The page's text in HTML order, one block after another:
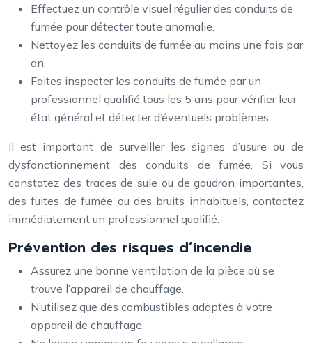
Effectuez un contrôle visuel régulier des conduits de
fumée pour détecter toute anomalie.
Nettoyez les conduits de fumée au moins une fois par
an.
Faites inspecter les conduits de fumée par un
professionnel qualifié tous les 5 ans pour vérifier leur
état général et détecter d’éventuels problèmes.
Il est important de surveiller les signes d’usure ou de
dysfonctionnement des conduits de fumée. Si vous
constatez des traces de suie ou de goudron importantes,
des fuites de fumée ou des bruits inhabituels, contactez
immédiatement un professionnel qualifié.
Prévention des risques d’incendie
Assurez une bonne ventilation de la pièce où se
trouve l’appareil de chauffage.
N’utilisez que des combustibles adaptés à votre
appareil de chauffage.